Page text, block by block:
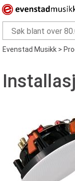
Evenstad Musikk>